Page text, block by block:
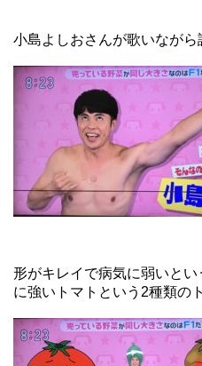
小島よしおさんが歌いながら
形がキレイで病気に弱いと
に強いトマトという2種類の